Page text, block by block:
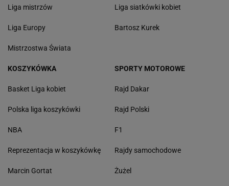
Liga mistrzów
Liga Europy
Mistrzostwa Świata
Liga siatkówki kobiet
Bartosz Kurek
KOSZYKÓWKA
Basket Liga kobiet
Polska liga koszykówki
NBA
Reprezentacja w koszykówkę
Marcin Gortat
SPORTY MOTOROWE
Rajd Dakar
Rajd Polski
F1
Rajdy samochodowe
Żużel